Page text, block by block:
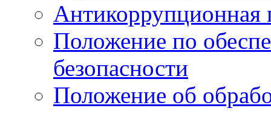
Положение по
безопасности
Положение об